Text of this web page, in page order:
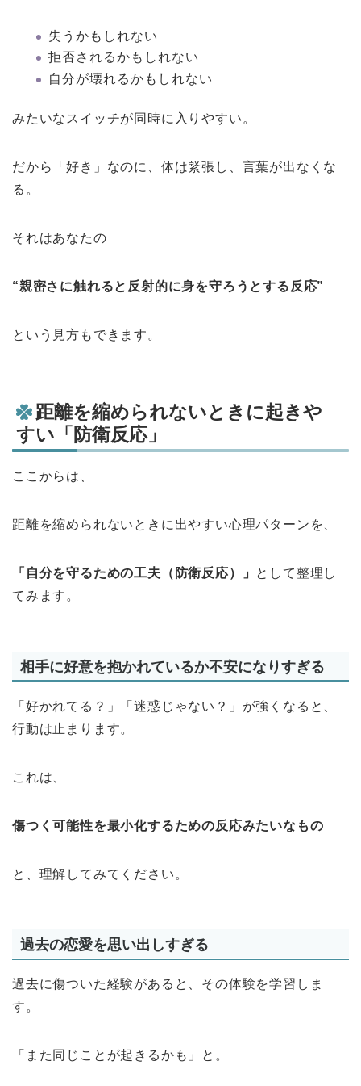
失うかもしれない
拒否されるかもしれない
自分が壊れるかもしれない
みたいなスイッチが同時に入りやすい。
だから「好き」なのに、体は緊張し、言葉が出なくな
る。
それはあなたの
“親密さに触れると反射的に身を守ろうとする反応”
という見方もできます。
距離を縮められないときに起きや
すい「防衛反応」
ここからは、
距離を縮められないときに出やすい心理パターンを、
「自分を守るための工夫（防衛反応）」 として整理し
てみます。
相手に好意を抱かれているか不安になりすぎる
「好かれてる？」「迷惑じゃない？」が強くなると、
行動は止まります。
これは、
傷つく可能性を最小化するための反応みたいなもの
と、理解してみてください。
過去の恋愛を思い出しすぎる
過去に傷ついた経験があると、その体験を学習しま
す。
「また同じことが起きるかも」と。